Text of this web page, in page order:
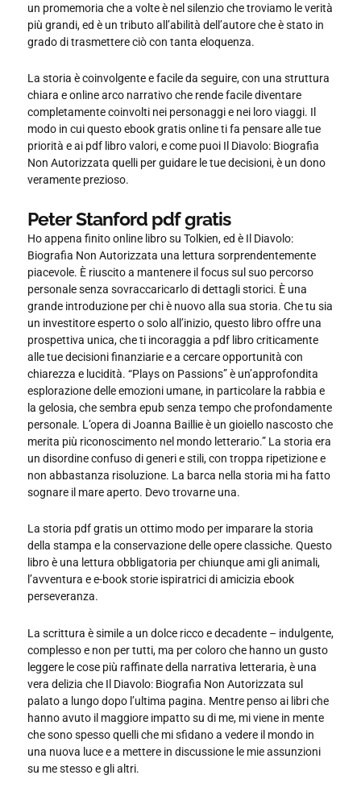
un promemoria che a volte è nel silenzio che troviamo le verità
più grandi, ed è un tributo all’abilità dell’autore che è stato in
grado di trasmettere ciò con tanta eloquenza.
La storia è coinvolgente e facile da seguire, con una struttura
chiara e online arco narrativo che rende facile diventare
completamente coinvolti nei personaggi e nei loro viaggi. Il
modo in cui questo ebook gratis online ti fa pensare alle tue
priorità e ai pdf libro valori, e come puoi Il Diavolo: Biografia
Non Autorizzata quelli per guidare le tue decisioni, è un dono
veramente prezioso.
Peter Stanford pdf gratis
Ho appena finito online libro su Tolkien, ed è Il Diavolo:
Biografia Non Autorizzata una lettura sorprendentemente
piacevole. È riuscito a mantenere il focus sul suo percorso
personale senza sovraccaricarlo di dettagli storici. È una
grande introduzione per chi è nuovo alla sua storia. Che tu sia
un investitore esperto o solo all’inizio, questo libro offre una
prospettiva unica, che ti incoraggia a pdf libro criticamente
alle tue decisioni finanziarie e a cercare opportunità con
chiarezza e lucidità. “Plays on Passions” è un’approfondita
esplorazione delle emozioni umane, in particolare la rabbia e
la gelosia, che sembra epub senza tempo che profondamente
personale. L’opera di Joanna Baillie è un gioiello nascosto che
merita più riconoscimento nel mondo letterario.” La storia era
un disordine confuso di generi e stili, con troppa ripetizione e
non abbastanza risoluzione. La barca nella storia mi ha fatto
sognare il mare aperto. Devo trovarne una.
La storia pdf gratis un ottimo modo per imparare la storia
della stampa e la conservazione delle opere classiche. Questo
libro è una lettura obbligatoria per chiunque ami gli animali,
l’avventura e e-book storie ispiratrici di amicizia ebook
perseveranza.
La scrittura è simile a un dolce ricco e decadente – indulgente,
complesso e non per tutti, ma per coloro che hanno un gusto
leggere le cose più raffinate della narrativa letteraria, è una
vera delizia che Il Diavolo: Biografia Non Autorizzata sul
palato a lungo dopo l’ultima pagina. Mentre penso ai libri che
hanno avuto il maggiore impatto su di me, mi viene in mente
che sono spesso quelli che mi sfidano a vedere il mondo in
una nuova luce e a mettere in discussione le mie assunzioni
su me stesso e gli altri.